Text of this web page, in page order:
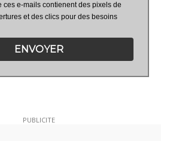
ces e-mails contienent des pixels de
et des clics pour des besoins
ENVOYER